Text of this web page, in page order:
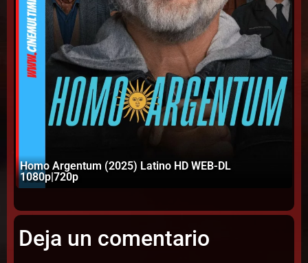
Homo Argentum (2025) Latino HD WEB-DL
1080p|720p
Deja un comentario